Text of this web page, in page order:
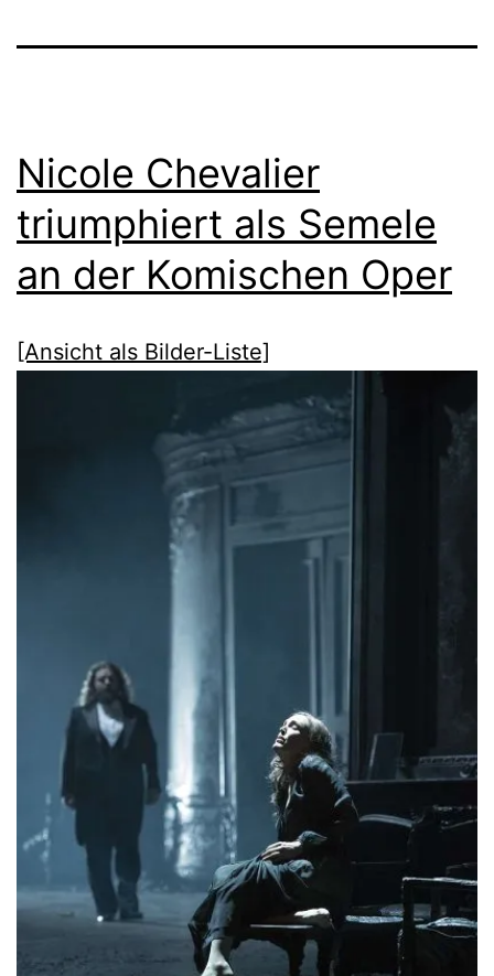
Nicole Chevalier
triumphiert als Semele
an der Komischen Oper
[Ansicht als Bilder-Liste]